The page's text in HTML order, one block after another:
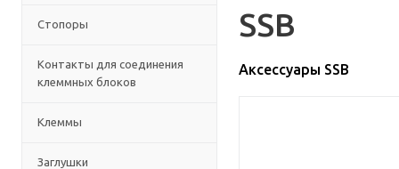
Стопоры
Контакты для соединения
клеммных блоков
Клеммы
Заглушки
SSB
Аксессуары SSB